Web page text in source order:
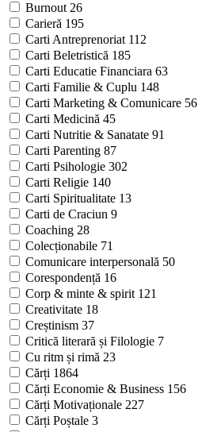
Burnout 26
Carieră 195
Carti Antreprenoriat 112
Carti Beletristică 185
Carti Educatie Financiara 63
Carti Familie & Cuplu 148
Carti Marketing & Comunicare 56
Carti Medicină 45
Carti Nutritie & Sanatate 91
Carti Parenting 87
Carti Psihologie 302
Carti Religie 140
Carti Spiritualitate 13
Carti de Craciun 9
Coaching 28
Colecționabile 71
Comunicare interpersonală 50
Corespondență 16
Corp & minte & spirit 121
Creativitate 18
Creștinism 37
Critică literară și Filologie 7
Cu ritm și rimă 23
Cărți 1864
Cărți Economie & Business 156
Cărți Motivaționale 227
Cărți Poștale 3